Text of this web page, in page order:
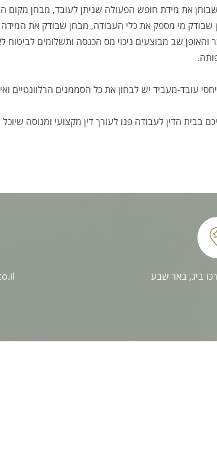
את מידת חופש הפעולה שניתן לעובד, מבחן
מי מספק את כלי העבודה, מבחן שבודק את המידה
שב מבוצעים ניכוי מס הכנסה ותשלומים לביטוח
עובד-מעביד יש לבחון את כל הסממנים הרלוונטיים
בבית הדין לעבודה פנו לעורך דין מקצועי ומנוסה שיוכל